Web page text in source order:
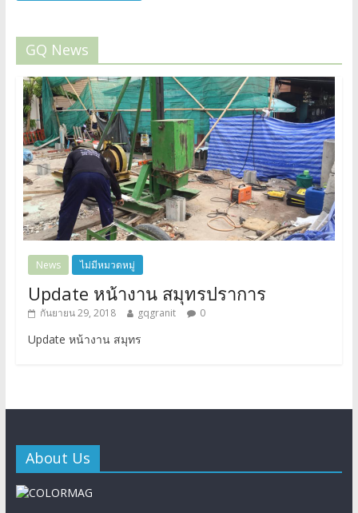
GQ News
News ไม่มีหมวดหมู่
Update หน้างาน สมุทรปราการ
กันยายน 29, 2018 gqgranit 0
Update หน้างาน สมุทร
About Us